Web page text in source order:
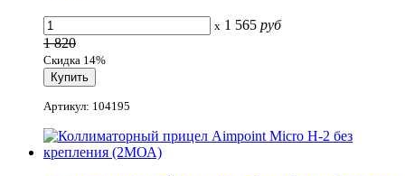
x 1 565 руб
1 820
Скидка 14%
Артикул: 104195